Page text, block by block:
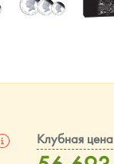
металлов
Клубная цена